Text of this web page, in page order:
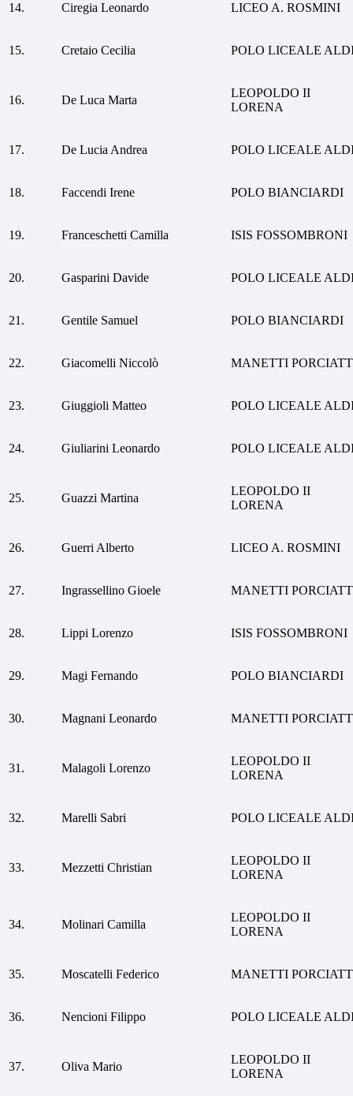
14. Ciregia Leonardo LICEO A. ROSMINI
15. Cretaio Cecilia POLO LICEALE
16. De Luca Marta
LEOPOLDO II
LORENA
17. De Lucia Andrea POLO LICEALE
18. Faccendi Irene POLO BIANCIARDI
19. Franceschetti Camilla ISIS FOSSOMBRONI
20. Gasparini Davide POLO LICEALE
21. Gentile Samuel POLO BIANCIARDI
22. Giacomelli Niccolò MANETTI
23. Giuggioli Matteo POLO LICEALE
24. Giuliarini Leonardo POLO LICEALE
25. Guazzi Martina
LEOPOLDO II
LORENA
26. Guerri Alberto LICEO A. ROSMINI
27. Ingrassellino Gioele MANETTI
28. Lippi Lorenzo ISIS FOSSOMBRONI
29. Magi Fernando POLO BIANCIARDI
30. Magnani Leonardo MANETTI
31. Malagoli Lorenzo
LEOPOLDO II
LORENA
32. Marelli Sabri POLO LICEALE
33. Mezzetti Christian
LEOPOLDO II
LORENA
34. Molinari Camilla
LEOPOLDO II
LORENA
35. Moscatelli Federico MANETTI
36. Nencioni Filippo POLO LICEALE
37. Oliva Mario
LEOPOLDO II
LORENA